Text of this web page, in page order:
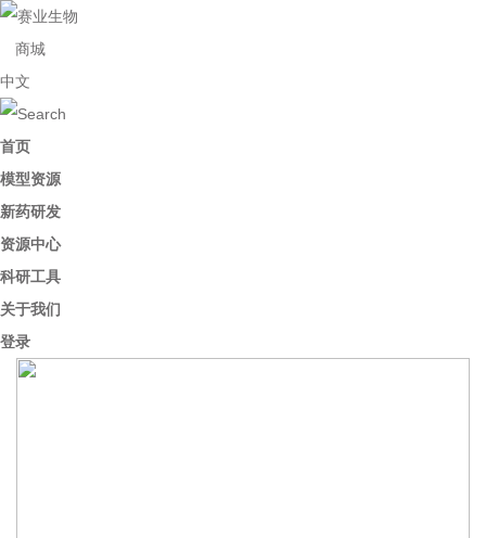
商城
中文
首页
模型资源
新药研发
资源中心
科研工具
关于我们
登录